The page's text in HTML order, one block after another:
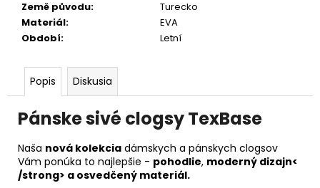
Země původu:
Turecko
Materiál:
EVA
Období: Letní
Popis Diskusia
Pánske sivé clogsy TexBase
Naša nová kolekcia dámskych a pánskych clogsov
Vám ponúka to najlepšie - pohodlie, moderný dizajn<
/strong> a osvedčený materiál.